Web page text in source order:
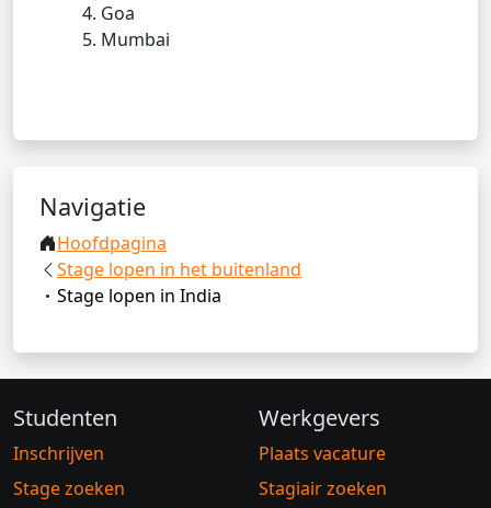
Goa
Mumbai
Navigatie
Hoofdpagina
Stage lopen in het buitenland
Stage lopen in India
Studenten
Inschrijven
Stage zoeken
Werkgevers
Plaats vacature
Stagiair zoeken